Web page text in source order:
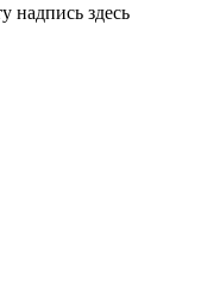
надпись здесь